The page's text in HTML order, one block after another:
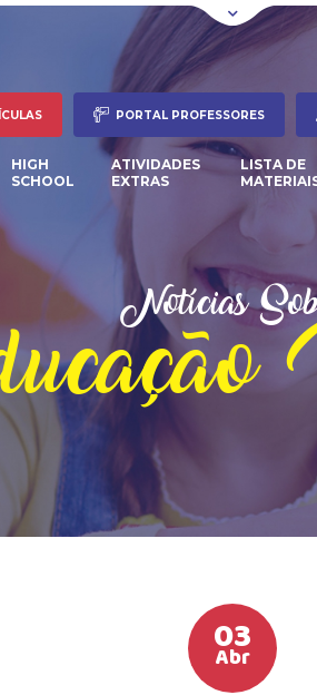
PORTAL PROFESSORES
HIGH
SCHOOL
ATIVIDADES
EXTRAS
LISTA DE
Notícias
03
Abr